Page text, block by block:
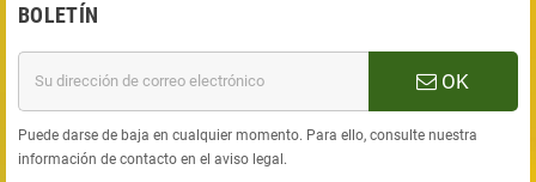
BOLETÍN
OK
Puede darse de baja en cualquier momento. Para ello, consulte nuestra
información de contacto en el aviso legal.